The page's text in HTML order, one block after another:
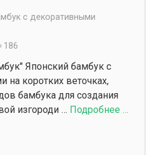
с декоративными
186
Японский бамбук с
на коротких веточках,
бамбука для создания
изгороди … Подробнее …